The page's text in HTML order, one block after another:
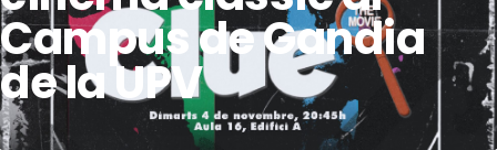
Campus de Gandia
de la UPV